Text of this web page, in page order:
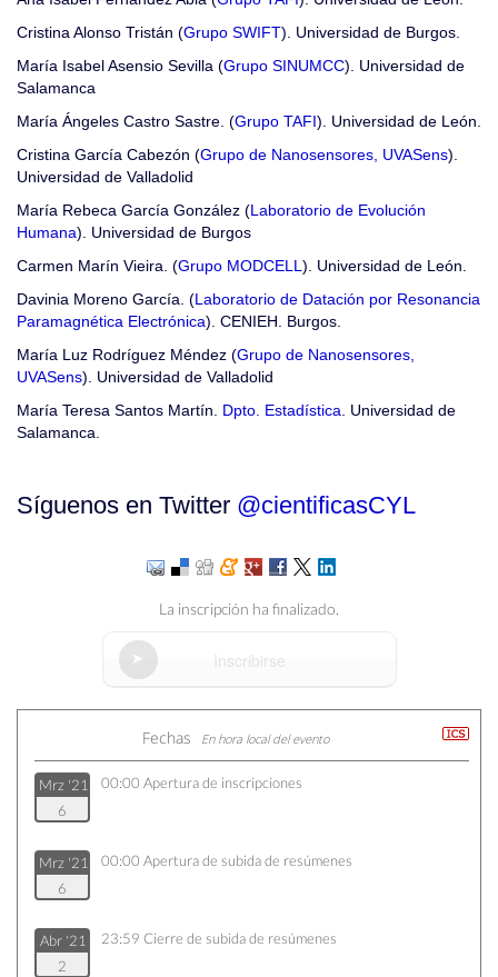
Cristina Alonso Tristán (Grupo SWIFT). Universidad de Burgos.
María Isabel Asensio Sevilla (Grupo SINUMCC). Universidad de
Salamanca
María Ángeles Castro Sastre. (Grupo TAFI). Universidad de León.
Cristina García Cabezón (Grupo de Nanosensores, UVASens).
Universidad de Valladolid
María Rebeca García González (Laboratorio de Evolución
Humana). Universidad de Burgos
Carmen Marín Vieira. (Grupo MODCELL ). Universidad de León.
Davinia Moreno García. (Laboratorio de Datación por Resonancia
Paramagnética Electrónica). CENIEH. Burgos.
María Luz Rodríguez Méndez (Grupo de Nanosensores,
UVASens). Universidad de Valladolid
María Teresa Santos Martín. Dpto. Estadística . Universidad de
Salamanca.
Síguenos en Twitter @cientificasCYL
La inscripción ha finalizado.
Inscribirse
Fechas En hora local del evento
Mrz '21
6
00:00 Apertura de inscripciones
Mrz '21
6
00:00 Apertura de subida de resúmenes
Abr '21
2
23:59 Cierre de subida de resúmenes